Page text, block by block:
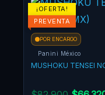
¡OFERTA!
PREVENTA
POR ENCARGO
Panini México
MUSHOKU TENSEI